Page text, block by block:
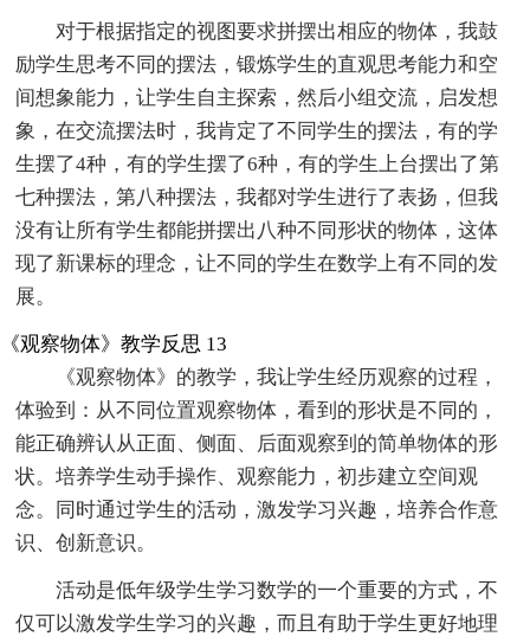
对于根据指定的视图要求拼摆出相应的物体，我鼓
励学生思考不同的摆法，锻炼学生的直观思考能力和空
间想象能力，让学生自主探索，然后小组交流，启发想
象，在交流摆法时，我肯定了不同学生的摆法，有的学
生摆了4种，有的学生摆了6种，有的学生上台摆出了第
七种摆法，第八种摆法，我都对学生进行了表扬，但我
没有让所有学生都能拼摆出八种不同形状的物体，这体
现了新课标的理念，让不同的学生在数学上有不同的发
展。
《观察物体》教学反思 13
《观察物体》的教学，我让学生经历观察的过程，
体验到：从不同位置观察物体，看到的形状是不同的，
能正确辨认从正面、侧面、后面观察到的简单物体的形
状。培养学生动手操作、观察能力，初步建立空间观
念。同时通过学生的活动，激发学习兴趣，培养合作意
识、创新意识。
活动是低年级学生学习数学的一个重要的方式，不
仅可以激发学生学习的兴趣，而且有助于学生更好地理